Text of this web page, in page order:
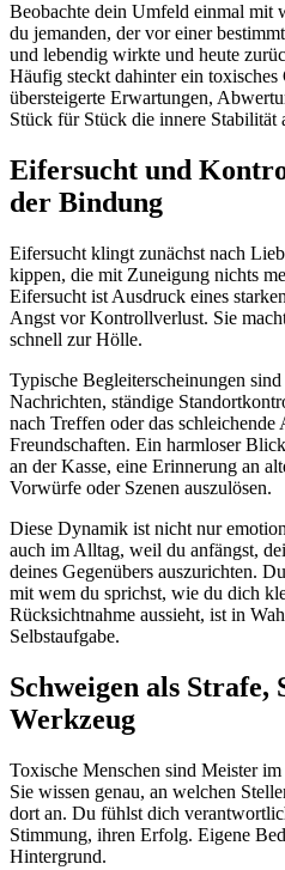
Beobachte dein Umfeld einmal mit
du jemanden, der vor einer
und lebendig wirkte und heute
Häufig steckt dahinter ein toxisches
übersteigerte Erwartungen,
Stück für Stück die innere Stabilität
Eifersucht und
der Bindung
Eifersucht klingt zunächst nach
kippen, die mit Zuneigung nichts
Eifersucht ist Ausdruck eines
Angst vor Kontrollverlust. Sie
schnell zur Hölle.
Typische Begleiterscheinungen
Nachrichten, ständige
nach Treffen oder das schleichende
Freundschaften. Ein harmloser
an der Kasse, eine Erinnerung an
Vorwürfe oder Szenen auszulösen.
Diese Dynamik ist nicht nur
auch im Alltag, weil du anfängst,
deines Gegenübers auszurichten.
mit wem du sprichst, wie du dich
Rücksichtnahme aussieht, ist in
Selbstaufgabe.
Schweigen als Strafe,
Werkzeug
Toxische Menschen sind Meister
Sie wissen genau, an welchen
dort an. Du fühlst dich
Stimmung, ihren Erfolg. Eigene
Hintergrund.